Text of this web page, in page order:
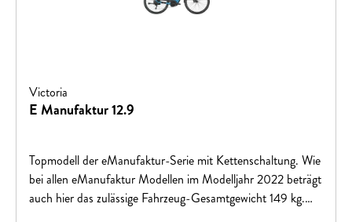
Victoria
E Manufaktur 12.9
Topmodell der eManufaktur-Serie mit Kettenschaltung. Wie
bei allen eManufaktur Modellen im Modelljahr 2022 beträgt
auch hier das zulässige Fahrzeug-Gesamtgewicht 149 kg.